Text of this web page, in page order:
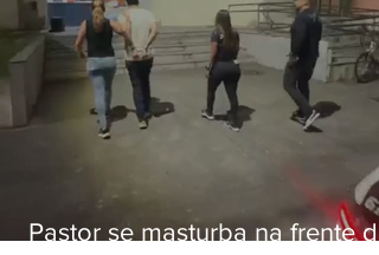
Pastor se masturba na frente de